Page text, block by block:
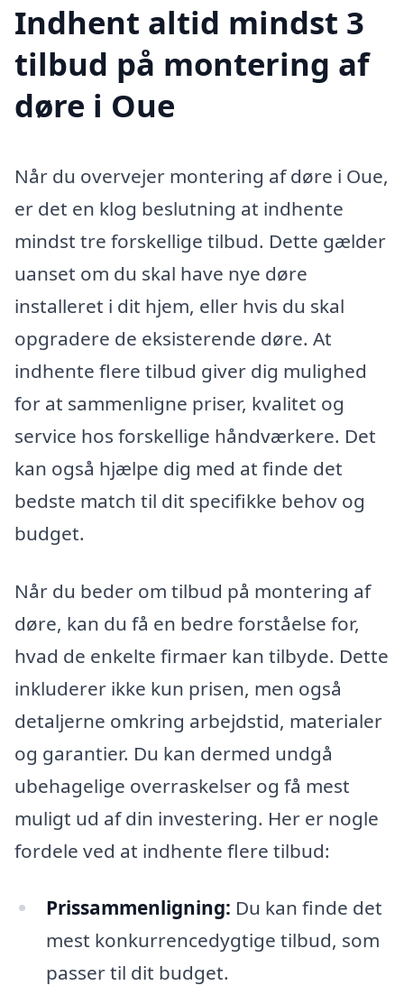
Indhent altid mindst 3
tilbud på montering af
døre i Oue
Når du overvejer montering af døre i Oue,
er det en klog beslutning at indhente
mindst tre forskellige tilbud. Dette gælder
uanset om du skal have nye døre
installeret i dit hjem, eller hvis du skal
opgradere de eksisterende døre. At
indhente flere tilbud giver dig mulighed
for at sammenligne priser, kvalitet og
service hos forskellige håndværkere. Det
kan også hjælpe dig med at finde det
bedste match til dit specifikke behov og
budget.
Når du beder om tilbud på montering af
døre, kan du få en bedre forståelse for,
hvad de enkelte firmaer kan tilbyde. Dette
inkluderer ikke kun prisen, men også
detaljerne omkring arbejdstid, materialer
og garantier. Du kan dermed undgå
ubehagelige overraskelser og få mest
muligt ud af din investering. Her er nogle
fordele ved at indhente flere tilbud:
Prissammenligning: Du kan finde det
mest konkurrencedygtige tilbud, som
passer til dit budget.